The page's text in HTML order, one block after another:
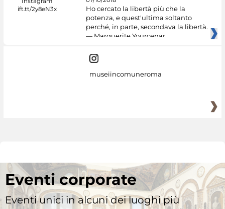
Ho cercato la libertà più che la
potenza, e quest'ultima soltanto
perché, in parte, secondava la libertà.
— Marguerite Yourcenar
museiincomuneroma
Eventi corporate
Eventi unici in alcuni dei luoghi più